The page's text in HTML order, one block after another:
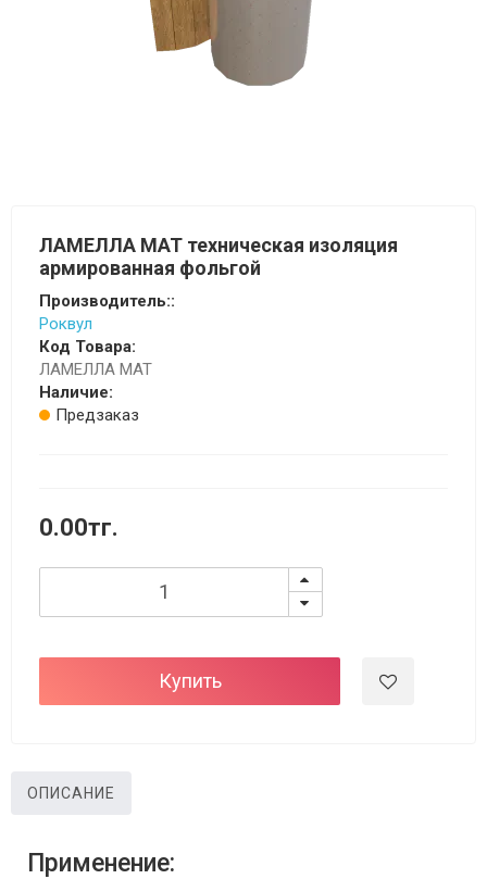
ЛАМЕЛЛА МАТ техническая изоляция
армированная фольгой
Производитель::
Роквул
Код Товара:
ЛАМЕЛЛА МАТ
Наличие:
Предзаказ
0.00тг.
Купить
ОПИСАНИЕ
Применение: